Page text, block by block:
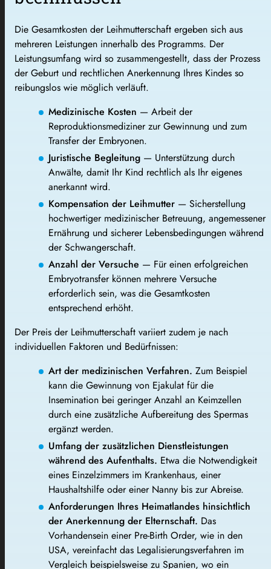
Die Gesamtkosten der Leihmutterschaft ergeben sich aus
mehreren Leistungen innerhalb des Programms. Der
Leistungsumfang wird so zusammengestellt, dass der Prozess
der Geburt und rechtlichen Anerkennung Ihres Kindes so
reibungslos wie möglich verläuft.
Medizinische Kosten — Arbeit der
Reproduktionsmediziner zur Gewinnung und zum
Transfer der Embryonen.
Juristische Begleitung — Unterstützung durch
Anwälte, damit Ihr Kind rechtlich als Ihr eigenes
anerkannt wird.
Kompensation der Leihmutter — Sicherstellung
hochwertiger medizinischer Betreuung, angemessener
Ernährung und sicherer Lebensbedingungen während
der Schwangerschaft.
Anzahl der Versuche — Für einen erfolgreichen
Embryotransfer können mehrere Versuche
erforderlich sein, was die Gesamtkosten
entsprechend erhöht.
Der Preis der Leihmutterschaft variiert zudem je nach
individuellen Faktoren und Bedürfnissen:
Art der medizinischen Verfahren. Zum Beispiel
kann die Gewinnung von Ejakulat für die
Insemination bei geringer Anzahl an Keimzellen
durch eine zusätzliche Aufbereitung des Spermas
ergänzt werden.
Umfang der zusätzlichen Dienstleistungen
während des Aufenthalts. Etwa die Notwendigkeit
eines Einzelzimmers im Krankenhaus, einer
Haushaltshilfe oder einer Nanny bis zur Abreise.
Anforderungen Ihres Heimatlandes hinsichtlich
der Anerkennung der Elternschaft. Das
Vorhandensein einer Pre-Birth Order, wie in den
USA, vereinfacht das Legalisierungsverfahren im
Vergleich beispielsweise zu Spanien, wo ein